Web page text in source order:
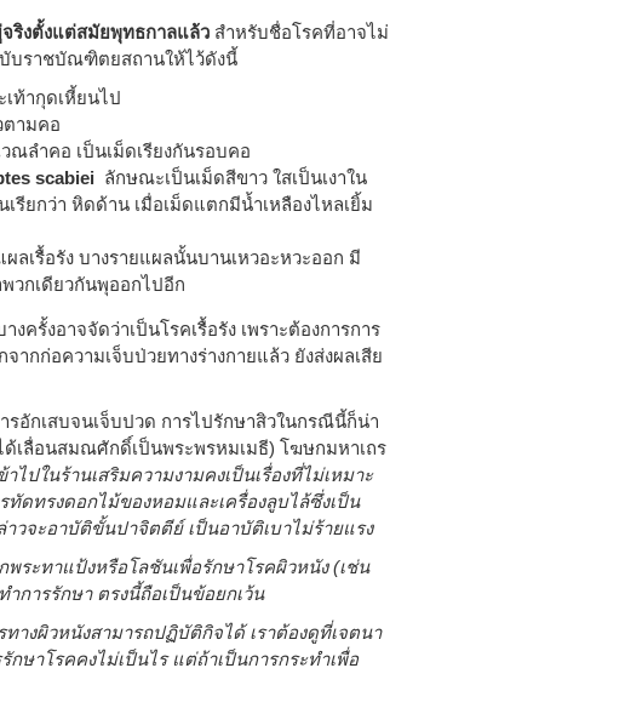
ริงตั้งแต่สมัยพุทธกาลแล้ว สำหรับชื่อโรคที่อาจไม่
บราชบัณฑิตยสถานให้ไว้ดังนี้
ท้ากุดเหี้ยนไป
ตามคอ
ณลำคอ เป็นเม็ดเรียงกันรอบคอ
scabiei ลักษณะเป็นเม็ดสีขาว ใสเป็นเงาใน
รียกว่า หิดด้าน เมื่อเม็ดแตกมีนํ้าเหลืองไหลเยิ้ม
ผลเรื้อรัง บางรายแผลนั้นบานเหวอะหวะออก มี
พวกเดียวกันพุออกไปอีก
ครั้งอาจจัดว่าเป็นโรคเรื้อรัง เพราะต้องการการ
ากก่อความเจ็บป่วยทางร่างกายแล้ว ยังส่งผลเสีย
อักเสบจนเจ็บปวด การไปรักษาสิวในกรณีนี้ก็น่า
เลื่อนสมณศักดิ์เป็นพระพรหมเมธี) โฆษกมหาเถร
าไปในร้านเสริมความงามคงเป็นเรื่องที่ไม่เหมาะ
ดทรงดอกไม้ของหอมและเครื่องลูบไล้ซึ่งเป็น
วจะอาบัติขั้นปาจิตตีย์ เป็นอาบัติเบาไม่ร้ายแรง
ระทาแป้งหรือโลชันเพื่อรักษาโรคผิวหนัง (เช่น
การรักษา ตรงนี้ถือเป็นข้อยกเว้น
างผิวหนังสามารถปฏิบัติกิจได้ เราต้องดูที่เจตนา
ษาโรคคงไม่เป็นไร แต่ถ้าเป็นการกระทำเพื่อ